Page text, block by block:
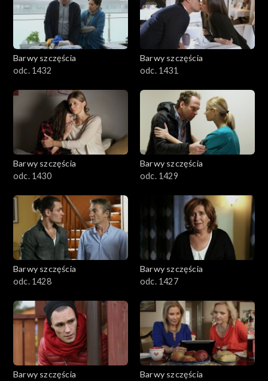
Barwy szczęścia
odc. 1432
Barwy szczęścia
odc. 1431
Barwy szczęścia
odc. 1430
Barwy szczęścia
odc. 1429
Barwy szczęścia
odc. 1428
Barwy szczęścia
odc. 1427
Barwy szczęścia
Barwy szczęścia